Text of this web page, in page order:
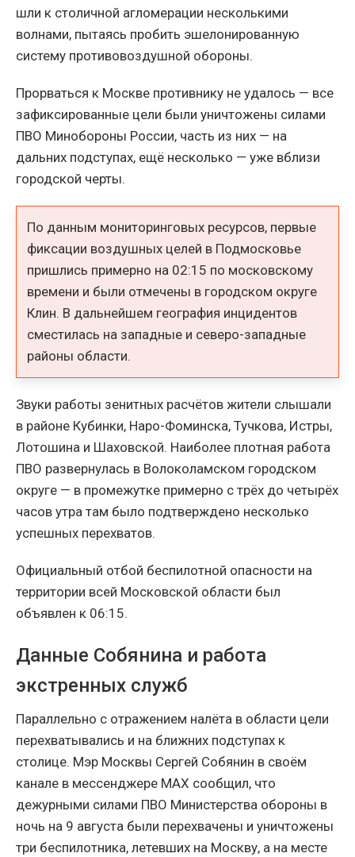
шли к столичной агломерации несколькими
волнами, пытаясь пробить эшелонированную
систему противовоздушной обороны.
Прорваться к Москве противнику не удалось — все
зафиксированные цели были уничтожены силами
ПВО Минобороны России, часть из них — на
дальних подступах, ещё несколько — уже вблизи
городской черты.
По данным мониторинговых ресурсов, первые
фиксации воздушных целей в Подмосковье
пришлись примерно на 02:15 по московскому
времени и были отмечены в городском округе
Клин. В дальнейшем география инцидентов
сместилась на западные и северо-западные
районы области.
Звуки работы зенитных расчётов жители слышали
в районе Кубинки, Наро-Фоминска, Тучкова, Истры,
Лотошина и Шаховской. Наиболее плотная работа
ПВО развернулась в Волоколамском городском
округе — в промежутке примерно с трёх до четырёх
часов утра там было подтверждено несколько
успешных перехватов.
Официальный отбой беспилотной опасности на
территории всей Московской области был
объявлен к 06:15.
Данные Собянина и работа
экстренных служб
Параллельно с отражением налёта в области цели
перехватывались и на ближних подступах к
столице. Мэр Москвы Сергей Собянин в своём
канале в мессенджере MAX сообщил, что
дежурными силами ПВО Министерства обороны в
ночь на 9 августа были перехвачены и уничтожены
три беспилотника, летевших на Москву, а на месте